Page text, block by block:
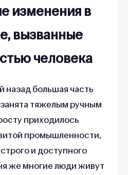
изменения в
вызванные
человека
назад большая часть
тяжелым ручным
приходилось
промышленности,
и доступного
же многие люди живут